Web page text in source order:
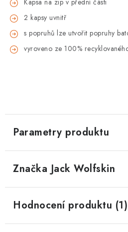
Kapsa na zip v přední části
2 kapsy uvnitř
s popruhů lze utvořit popruhy
vyroveno ze 100%
Parametry produktu
Značka Jack Wolfskin
Hodnocení produktu (1)